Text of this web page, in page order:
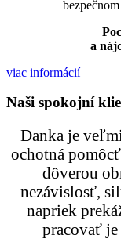
a
viac informácií
Naši spokojní
Danka je
ochotná
dôverou
nezávislosť,
napriek
pracovať